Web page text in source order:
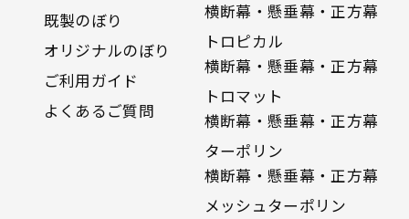
既製のぼり
オリジナルのぼり
ご利用ガイド
よくあるご質問
横断幕・懸垂幕・正方幕
トロピカル
横断幕・懸垂幕・正方幕
トロマット
横断幕・懸垂幕・正方幕
ターポリン
横断幕・懸垂幕・正方幕
メッシュターポリン